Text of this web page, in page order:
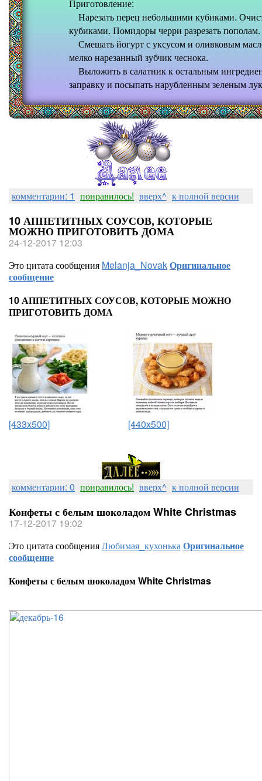
Приготовление:
Нарезать перец небольшими кубиками.
кубиками. Помидоры черри разрезать
Смешать йогурт с уксусом и оливковым
мелко нарезанный зубчик чеснока.
Выложить в салатник к остальным
заправку и посыпать нарубленным зеленым
комментарии: 1 понравилось! вверх^ к полной версии
10 АППЕТИТНЫХ СОУСОВ, КОТОРЫЕ
МОЖНО ПРИГОТОВИТЬ ДОМА
24-12-2017 12:03
Это цитата сообщения Melanja_NovakОригинальное
сообщение
10 АППЕТИТНЫХ СОУСОВ, КОТОРЫЕ МОЖНО
ПРИГОТОВИТЬ ДОМА
[433x500] [440x500]
комментарии: 0 понравилось! вверх^ к полной версии
Конфеты с белым шоколадом White Christmas
17-12-2017 19:02
Это цитата сообщенияЛюбимая_кухонькаОригинальное
сообщение
Конфеты с белым шоколадом White Christmas